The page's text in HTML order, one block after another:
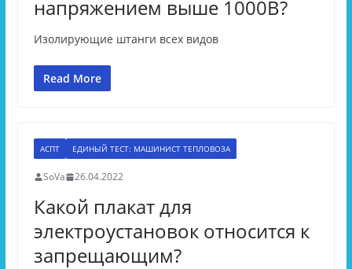
напряжением выше 1000В?
Изолирующие штанги всех видов
Read More
АСПТ ЕДИНЫЙ ТЕСТ: МАШИНИСТ ТЕПЛОВОЗА
SoVa 26.04.2022
Какой плакат для
электроустановок относится к
запрещающим?